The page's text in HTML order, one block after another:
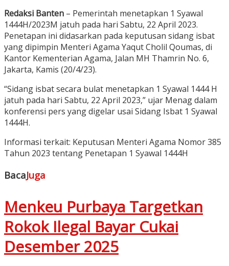
Redaksi Banten – Pemerintah menetapkan 1 Syawal
1444H/2023M jatuh pada hari Sabtu, 22 April 2023.
Penetapan ini didasarkan pada keputusan sidang isbat
yang dipimpin Menteri Agama Yaqut Cholil Qoumas, di
Kantor Kementerian Agama, Jalan MH Thamrin No. 6,
Jakarta, Kamis (20/4/23).
“Sidang isbat secara bulat menetapkan 1 Syawal 1444 H
jatuh pada hari Sabtu, 22 April 2023,” ujar Menag dalam
konferensi pers yang digelar usai Sidang Isbat 1 Syawal
1444H.
Informasi terkait: Keputusan Menteri Agama Nomor 385
Tahun 2023 tentang Penetapan 1 Syawal 1444H
BacaJuga
Menkeu Purbaya Targetkan
Rokok Ilegal Bayar Cukai
Desember 2025